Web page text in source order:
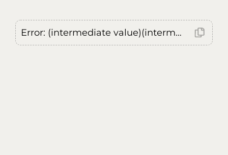
Error: (intermediate value)(intermediate value)(intermediate value).replaceAll is not a function